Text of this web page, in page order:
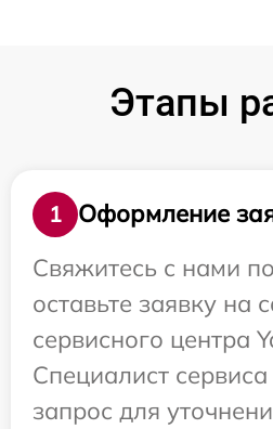
Этапы
1
Оформление
Свяжитесь с нами
оставьте заявку на
сервисного центра
Специалист
запрос для